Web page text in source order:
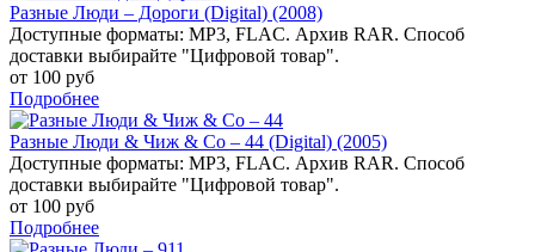
Разные Люди – Дороги (Digital) (2008)
Доступные форматы: MP3, FLAC. Архив RAR. Способ
доставки выбирайте "Цифровой товар".
от 100 руб
Подробнее
Разные Люди & Чиж & Co – 44 (Digital) (2005)
Доступные форматы: MP3, FLAC. Архив RAR. Способ
доставки выбирайте "Цифровой товар".
от 100 руб
Подробнее